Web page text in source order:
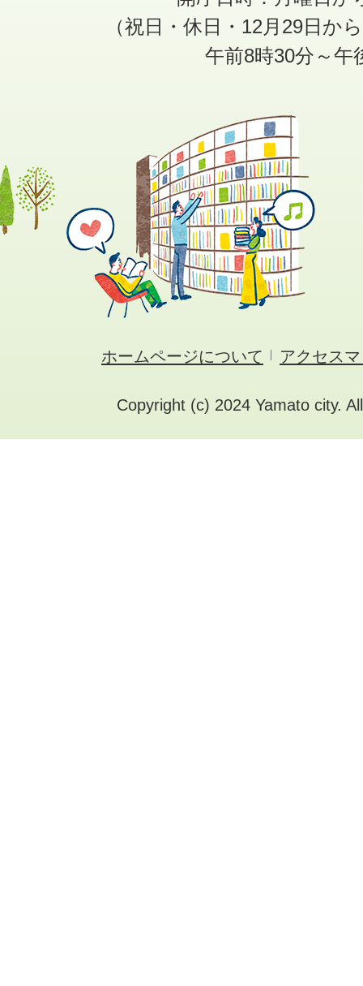
（祝日・休日・12月29日か
午前8時30分～午
ホームページについて アクセス
Copyright (c) 2024 Yamato city.